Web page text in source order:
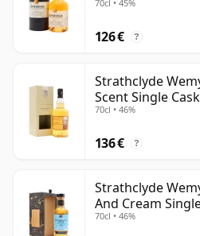
madera.
Strathclyde sirve como útil
malt. Detrás de muchas
encuentra un whisky de
importancia, y cuando el
embotella por sí solo, puede
70cl • 45%
126 € ?
Strathclyde
Scent Single
70cl • 46%
136 € ?
Strathclyde
And Cream
70cl • 46%